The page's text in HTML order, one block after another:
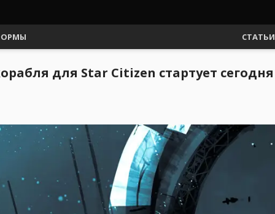
СТАТЬИ
для Star Citizen стартует сегодня